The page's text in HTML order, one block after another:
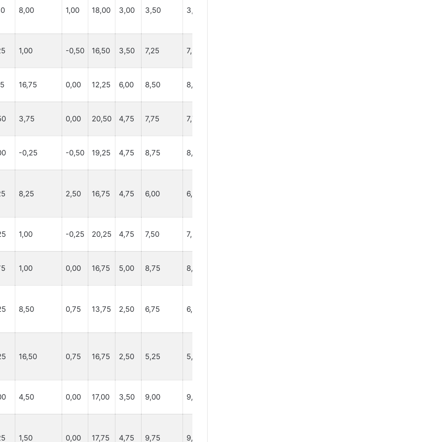
8,00 1,00 18,00 3,00 3,50 3,50
1,00 -0,50 16,50 3,50 7,25 7,25
16,75 0,00 12,25 6,00 8,50 8,50
3,75 0,00 20,50 4,75 7,75 7,75
-0,25 -0,50 19,25 4,75 8,75 8,75
8,25 2,50 16,75 4,75 6,00 6,00
1,00 -0,25 20,25 4,75 7,50 7,50
1,00 0,00 16,75 5,00 8,75 8,75
8,50 0,75 13,75 2,50 6,75 6,75
16,50 0,75 16,75 2,50 5,25 5,25
4,50 0,00 17,00 3,50 9,00 9,00
1,50 0,00 17,75 4,75 9,75 9,75